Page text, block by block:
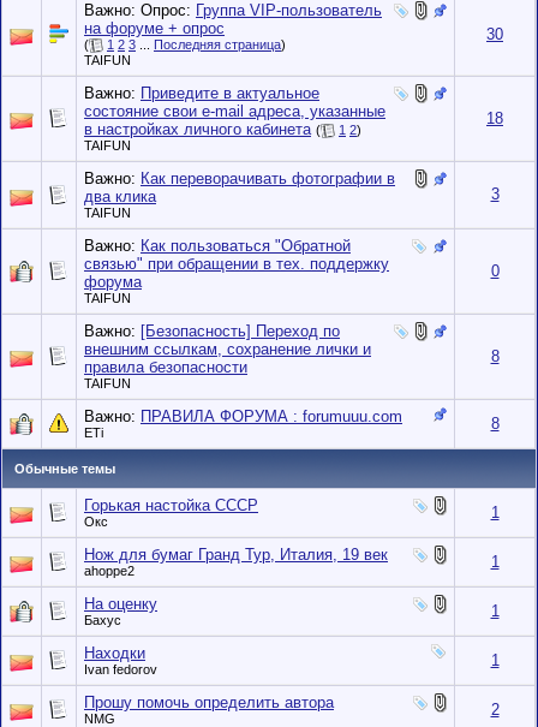
Важно: Опрос: Группа VIP-пользователь
на форуме + опрос
( 1 2 3 Последняя страница)
TAIFUN
30
Важно: Приведите в актуальное
состояние свои e-mail адреса, указанные
в настройках личного кабинета ( 1 2)
TAIFUN
18
Важно: Как переворачивать фотографии в
два клика
TAIFUN
3
Важно: Как пользоваться "Обратной
связью" при обращении в тех. поддержку
форума
TAIFUN
0
Важно: [Безопасность] Переход по
внешним ссылкам, сохранение лички и
правила безопасности
TAIFUN
8
Важно: ПРАВИЛА ФОРУМА : forumuuu.com
ETi 8
Обычные темы
Горькая настойка СССР
Окс 1
Нож для бумаг Гранд Тур, Италия, 19 век
ahoppe2 1
На оценку
Бахус 1
Находки
Ivan fedorov 1
Прошу помочь определить автора
NMG 2